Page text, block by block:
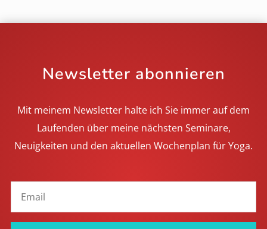
Newsletter abonnieren
Mit meinem Newsletter halte ich Sie immer auf dem
Laufenden über meine nächsten Seminare,
Neuigkeiten und den aktuellen Wochenplan für Yoga.